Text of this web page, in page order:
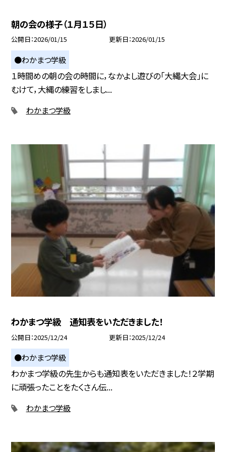
朝の会の様子（１月１５日）
公開日 2026/01/15 更新日 2026/01/15
●わかまつ学級
１時間めの朝の会の時間に，なかよし遊びの「大縄大会」に
むけて，大縄の練習をしまし...
わかまつ学級
わかまつ学級 通知表をいただきました！
公開日 2025/12/24 更新日 2025/12/24
●わかまつ学級
わかまつ学級の先生からも通知表をいただきました！２学期
に頑張ったことをたくさん伝...
わかまつ学級